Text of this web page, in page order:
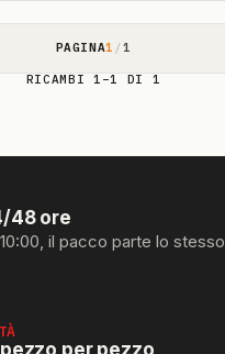
PAGINA1 /1
RICAMBI 1–1 DI 1
48 ore
il pacco parte lo
per pezzo